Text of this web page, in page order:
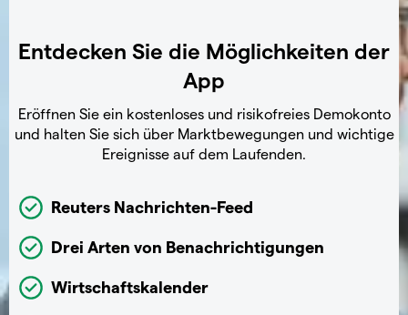
Entdecken Sie die Möglichkeiten der
App
Eröffnen Sie ein kostenloses und risikofreies Demokonto
und halten Sie sich über Marktbewegungen und wichtige
Ereignisse auf dem Laufenden.
Reuters Nachrichten-Feed
Drei Arten von Benachrichtigungen
Wirtschaftskalender